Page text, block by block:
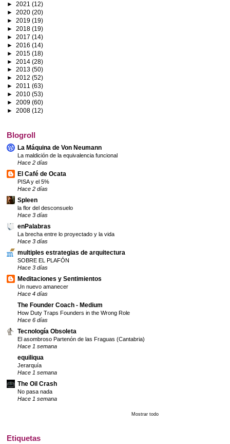
► 2021 (12)
► 2020 (20)
► 2019 (19)
► 2018 (19)
► 2017 (14)
► 2016 (14)
► 2015 (18)
► 2014 (28)
► 2013 (50)
► 2012 (52)
► 2011 (63)
► 2010 (53)
► 2009 (60)
► 2008 (12)
Blogroll
La Máquina de Von Neumann
La maldición de la equivalencia funcional
Hace 2 días
El Café de Ocata
PISA y el 5%
Hace 2 días
Spleen
la flor del desconsuelo
Hace 3 días
enPalabras
La brecha entre lo proyectado y la vida
Hace 3 días
multiples estrategias de arquitectura
SOBRE EL PLAFÓN
Hace 3 días
Meditaciones y Sentimientos
Un nuevo amanecer
Hace 4 días
The Founder Coach - Medium
How Duty Traps Founders in the Wrong Role
Hace 6 días
Tecnología Obsoleta
El asombroso Partenón de las Fraguas (Cantabria)
Hace 1 semana
equiliqua
Jerarquía
Hace 1 semana
The Oil Crash
No pasa nada
Hace 1 semana
Mostrar todo
Etiquetas